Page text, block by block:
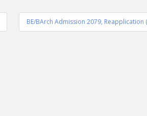
BE/BArch Admission 2079, Reapplication